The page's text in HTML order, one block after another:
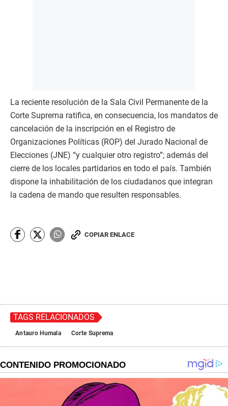
La reciente resolución de la Sala Civil Permanente de la
Corte Suprema ratifica, en consecuencia, los mandatos de
cancelación de la inscripción en el Registro de
Organizaciones Políticas (ROP) del Jurado Nacional de
Elecciones (JNE) “y cualquier otro registro”; además del
cierre de los locales partidarios en todo el país. También
dispone la inhabilitación de los ciudadanos que integran
la cadena de mando que resulten responsables.
COPIAR ENLACE
TAGS RELACIONADOS
Antauro Humala Corte Suprema